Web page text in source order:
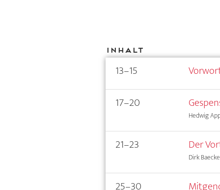
Inhalt
13–15
17–20
Hedwig
21–23 Der
Dirk
25–30